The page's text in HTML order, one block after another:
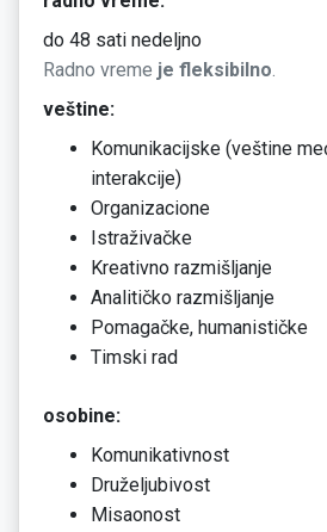
do 48 sati nedeljno
Radno vreme je fleksibilno.
veštine:
Komunikacijske (veštine
interakcije)
Organizacione
Istraživačke
Kreativno razmišljanje
Analitičko razmišljanje
Pomagačke, humanističke
Timski rad
osobine:
Komunikativnost
Druželjubivost
Misaonost